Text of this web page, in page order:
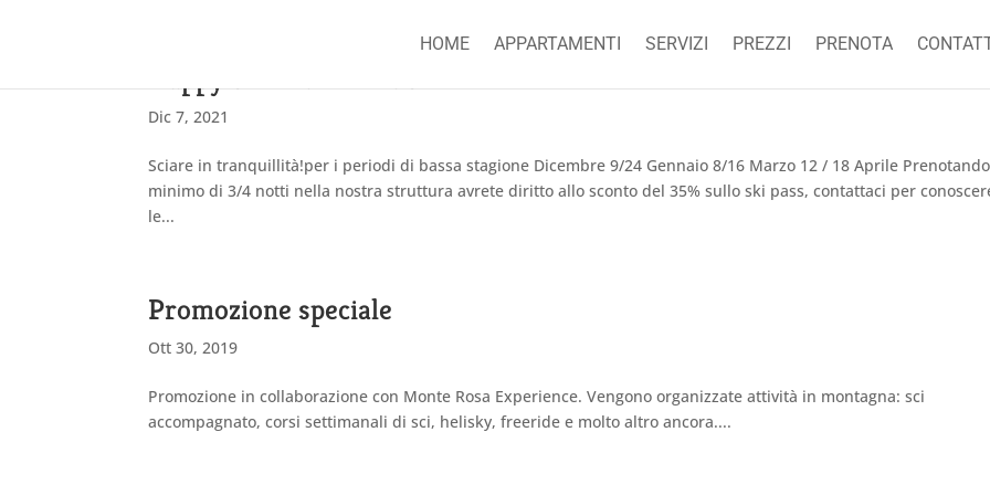
HOME APPARTAMENTI SERVIZI PREZZI PRENOTA
Dic 7, 2021
Sciare in tranquillità!per i periodi di bassa stagione Dicembre 9/24 Gennaio 8/16 Marzo 12 / 18 Aprile
minimo di 3/4 notti nella nostra struttura avrete diritto allo sconto del 35% sullo ski pass, contattaci per
le...
Promozione speciale
Ott 30, 2019
Promozione in collaborazione con Monte Rosa Experience. Vengono organizzate attività in montagna: sci
accompagnato, corsi settimanali di sci, helisky, freeride e molto altro ancora....